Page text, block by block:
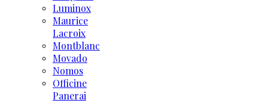
Luminox
Maurice
Lacroix
Montblanc
Movado
Nomos
Officine
Panerai